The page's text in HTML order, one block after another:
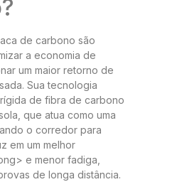
de carbono são
a economia de
um maior retorno de
Sua tecnologia
de fibra de carbono
que atua como uma
o corredor para
em um melhor
e menor fadiga,
de longa distância.